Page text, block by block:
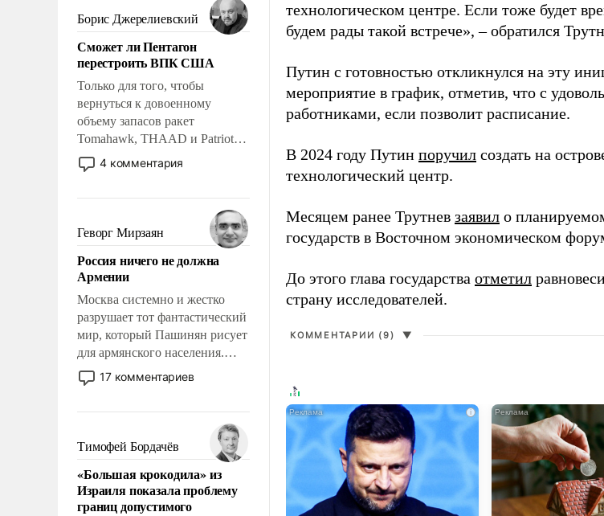
Борис Джерелиевский
Сможет ли Пентагон
перестроить ВПК США
Только для того, чтобы
вернуться к довоенному
объему запасов ракет
Tomahawk, THAAD и Patriot
США потребуется более трех
лет. Даже небольшая война с
Сложившаяся ситуация
означает многолетний период
уязвимости США, например,
перед Китаем.
4 комментария
Геворг Мирзаян
Россия ничего не должна
Армении
Москва системно и жестко
разрушает тот фантастический
мир, который Пашинян рисует
для армянского населения.
Мир, где политические
прожекты будут безусловно
налогоплательщиков и где
Еревану за свои поступки не
нужно отвечать.
17 комментариев
Тимофей Бордачёв
«Большая крокодила» из
Израиля показала проблему
границ допустимого
технологическом центре. Если тоже будет
будем рады такой встрече», – обратился
Путин с готовностью откликнулся на эту
мероприятие в график, отметив, что с
работниками, если позволит расписание.
В 2024 году Путин поручил создать на
технологический центр.
Месяцем ранее Трутнев заявил о
государств в Восточном экономическом
До этого глава государства отметил
страну исследователей.
КОММЕНТАРИИ (9) ▼
i